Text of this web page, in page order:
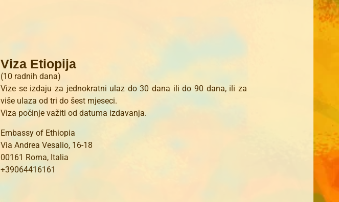
Viza Etiopija
(10 radnih dana)
Vize se izdaju za jednokratni ulaz do 30 dana ili do 90 dana, ili za
više ulaza od tri do šest mjeseci.
Viza počinje važiti od datuma izdavanja.
Embassy of Ethiopia
Via Andrea Vesalio, 16-18
00161 Roma, Italia
+39064416161